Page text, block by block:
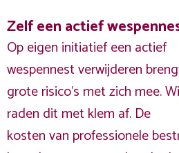
Zelf een actief
Op eigen initiatief een actief
wespennest verwijderen
grote risico’s met zich mee.
raden dit met klem af. De
kosten van professionele